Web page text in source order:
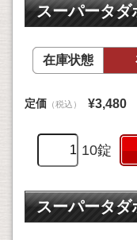
スーパータ
在庫状態
定価 （税込） ¥3,480
10錠
スーパータ